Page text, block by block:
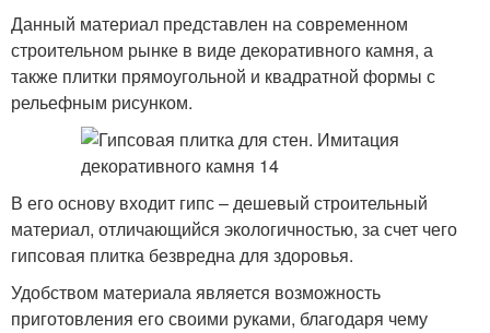
Данный материал представлен на современном
строительном рынке в виде декоративного камня, а
также плитки прямоугольной и квадратной формы с
рельефным рисунком.
В его основу входит гипс – дешевый строительный
материал, отличающийся экологичностью, за счет чего
гипсовая плитка безвредна для здоровья.
Удобством материала является возможность
приготовления его своими руками, благодаря чему